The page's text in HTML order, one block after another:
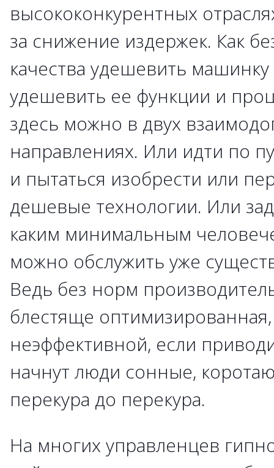
высококонкурентных
за снижение издержек. Как
качества удешевить машинку
удешевить ее функции и
здесь можно в двух
направлениях. Или идти по
и пытаться изобрести или
дешевые технологии. Или
каким минимальным
можно обслужить уже
Ведь без норм
блестяще
неэффективной, если
начнут люди сонные,
перекура до перекура.
На многих управленцев